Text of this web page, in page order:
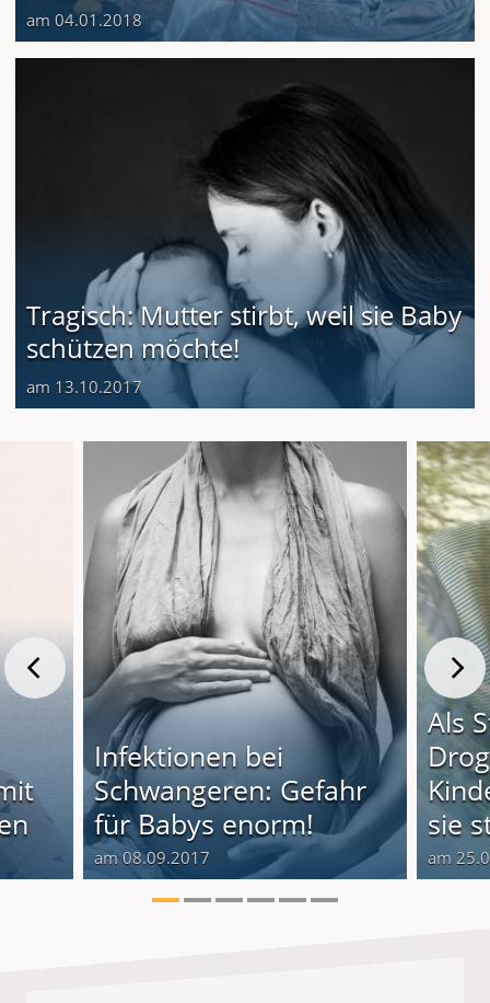
am 04.01.2018
Tragisch: Mutter stirbt, weil sie Baby
schützen möchte!
am 13.10.2017
Infektionen bei
Schwangeren: Gefahr
für Babys enorm!
am 08.09.2017
Als
sie
am